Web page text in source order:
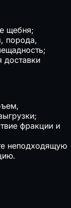
щебня;
порода,
доставки
фракции и
неподходящую